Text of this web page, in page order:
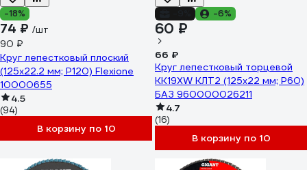
-18%
74 ₽ /шт
90 ₽
Круг лепестковый плоский
(125х22.2 мм; Р120) Flexione
10000655
4.5
(94)
В корзину по 10
-6%
60 ₽
66 ₽
Круг лепестковый торцевой
KK19XW КЛТ2 (125х22 мм; P60)
БАЗ 960000026211
4.7
(16)
В корзину по 10